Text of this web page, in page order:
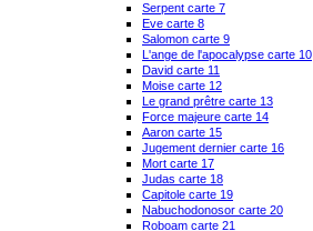
Serpent carte 7
Eve carte 8
Salomon carte 9
L'ange de l'apocalypse carte 10
David carte 11
Moise carte 12
Le grand prêtre carte 13
Force majeure carte 14
Aaron carte 15
Jugement dernier carte 16
Mort carte 17
Judas carte 18
Capitole carte 19
Nabuchodonosor carte 20
Roboam carte 21